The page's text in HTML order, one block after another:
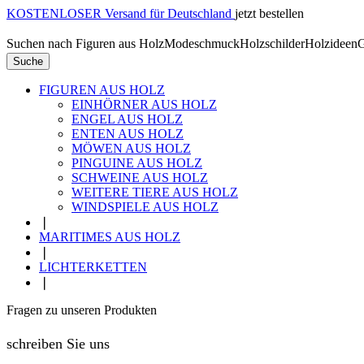
KOSTENLOSER Versand für Deutschland jetzt bestellen
Suchen nach Figuren aus HolzModeschmuckHolzschilderHolzideen
Suche
FIGUREN AUS HOLZ
EINHÖRNER AUS HOLZ
ENGEL AUS HOLZ
ENTEN AUS HOLZ
MÖWEN AUS HOLZ
PINGUINE AUS HOLZ
SCHWEINE AUS HOLZ
WEITERE TIERE AUS HOLZ
WINDSPIELE AUS HOLZ
MARITIMES AUS HOLZ
LICHTERKETTEN
Fragen zu unseren Produkten
schreiben Sie uns